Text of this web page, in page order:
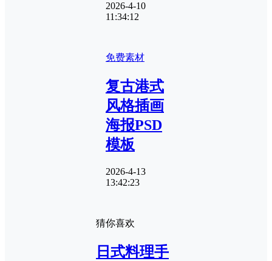
2026-4-10
11:34:12
免费素材
复古港式
风格插画
海报PSD
模板
2026-4-13
13:42:23
猜你喜欢
日式料理手